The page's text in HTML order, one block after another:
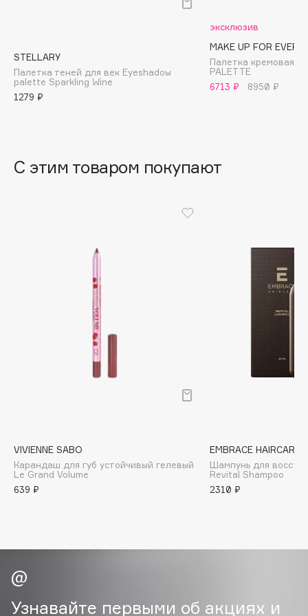
Baffy
Balmain Hair Couture
ЭКСКЛЮЗИВ
Banderas
Beauty Pati
Beverly Hills Polo Club
BOOMSHOP
BORK
Brunello Cucinelli
STELLARY
Палетка теней для век Eyeshadow
palette Sparkling Wine
1279 ₽
эксклюзив
MAKE UP FOR EVER
Палетка кремовая
PALETTE
6713 ₽
8950 ₽
С этим товаром покупают
VIVIENNE SABO
Карандаш для губ устойчивый гелевый
Le Grand Volume
639 ₽
EMBRACE HAIRCARE
Шампунь для
Revital Shampoo
2310 ₽
Узнавайте первыми об акциях и